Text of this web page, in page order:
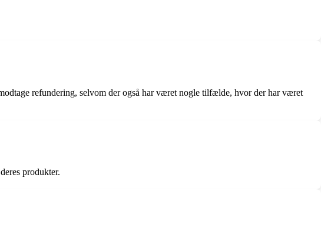
refundering, selvom der også har været nogle tilfælde, hvor der har været
produkter.